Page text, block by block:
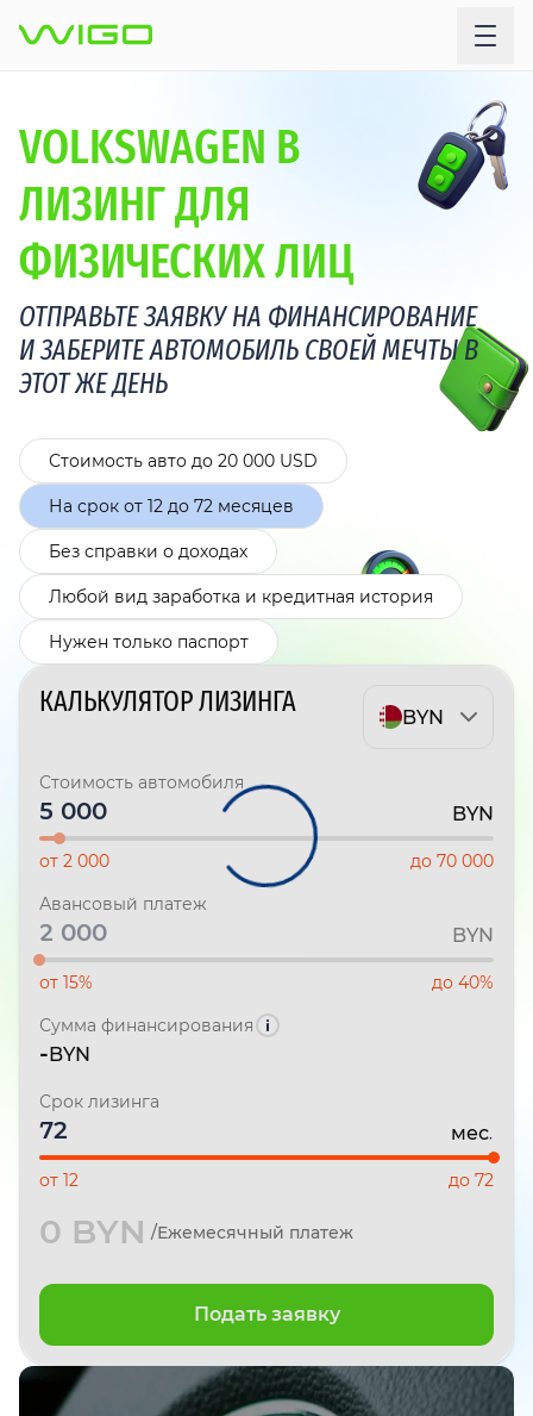
VOLKSWAGEN В
ЛИЗИНГ ДЛЯ
ФИЗИЧЕСКИХ ЛИЦ
ОТПРАВЬТЕ ЗАЯВКУ НА ФИНАНСИРОВАНИЕ
И ЗАБЕРИТЕ АВТОМОБИЛЬ СВОЕЙ МЕЧТЫ В
ЭТОТ ЖЕ ДЕНЬ
Стоимость авто до 20 000 USD
На срок от 12 до 72 месяцев
Без справки о доходах
Любой вид заработка и кредитная история
Нужен только паспорт
КАЛЬКУЛЯТОР ЛИЗИНГА BYN
Стоимость автомобиля
BYN
от 2 000
до 70 000
Авансовый платеж
BYN
от 15%
до 40%
Сумма финансирования
-BYN
Срок лизинга
мес.
от 12 до 72
0 BYN /Ежемесячный платеж
Подать заявку